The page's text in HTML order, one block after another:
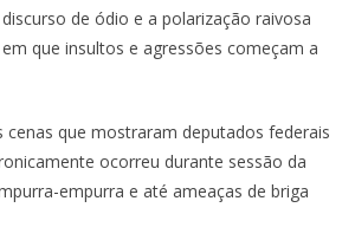
de ódio e a polarização raivosa
que insultos e agressões começam a
que mostraram deputados federais
ocorreu durante sessão da
empurra e até ameaças de briga